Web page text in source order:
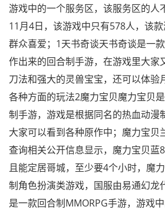
游戏中的一个服务区，该服务区的人
11月4日，该游戏中只有578人，该
群众喜爱；1天书奇谈天书奇谈是一
作出来的回合制手游，在游戏里大家
刀法和强大的灵兽宝宝，还可以体验
各种方面的玩法2魔力宝贝魔力宝贝
制手游，游戏是根据同名的热血动漫
大家可以看到各种原作中；魔力宝贝
查询相关公开信息显示，魔力宝贝蓝
且能定居哥城，至少要4个小时，魔
制角色扮演类游戏，国服由易通幻龙
是一款回合制MMORPG手游，游戏